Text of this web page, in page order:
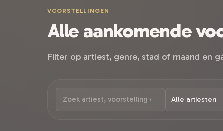
VOORSTELLINGEN
Alle aankomende
Filter op artiest, genre, stad of maand en